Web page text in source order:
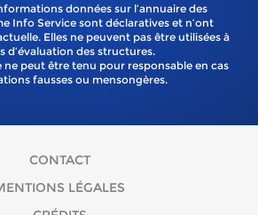
données sur l’annuaire des
Info Service sont déclaratives et n’ont
Elles ne peuvent pas être utilisées à
d’évaluation des structures.
peut être tenu pour responsable en cas
fausses ou mensongères.
CONTACT
LÉGALES